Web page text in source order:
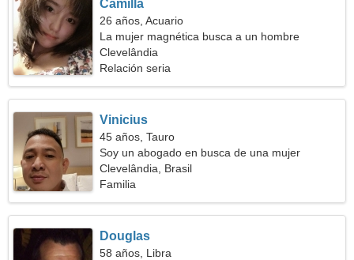
Camilla
26 años, Acuario
La mujer magnética busca a un hombre
Clevelândia
Relación seria
Vinicius
45 años, Tauro
Soy un abogado en busca de una mujer
capacitada
Clevelândia, Brasil
Familia
Douglas
58 años, Libra